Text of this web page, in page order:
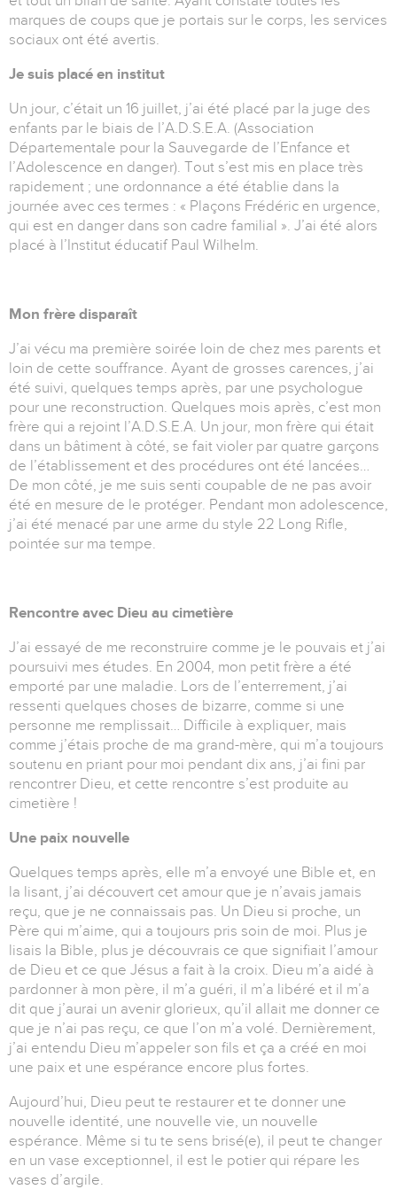
marques de coups que je portais sur le corps, les services
sociaux ont été avertis.
Je suis placé en institut
Un jour, c’était un 16 juillet, j’ai été placé par la juge des
enfants par le biais de l’A.D.S.E.A. (Association
Départementale pour la Sauvegarde de l’Enfance et
l’Adolescence en danger). Tout s’est mis en place très
rapidement ; une ordonnance a été établie dans la
journée avec ces termes : « Plaçons Frédéric en urgence,
qui est en danger dans son cadre familial ». J’ai été alors
placé à l’Institut éducatif Paul Wilhelm.
Mon frère disparaît
J’ai vécu ma première soirée loin de chez mes parents et
loin de cette souffrance. Ayant de grosses carences, j’ai
été suivi, quelques temps après, par une psychologue
pour une reconstruction. Quelques mois après, c’est mon
frère qui a rejoint l’A.D.S.E.A. Un jour, mon frère qui était
dans un bâtiment à côté, se fait violer par quatre garçons
de l’établissement et des procédures ont été lancées…
De mon côté, je me suis senti coupable de ne pas avoir
été en mesure de le protéger. Pendant mon adolescence,
j’ai été menacé par une arme du style 22 Long Rifle,
pointée sur ma tempe.
Rencontre avec Dieu au cimetière
J’ai essayé de me reconstruire comme je le pouvais et j’ai
poursuivi mes études. En 2004, mon petit frère a été
emporté par une maladie. Lors de l’enterrement, j’ai
ressenti quelques choses de bizarre, comme si une
personne me remplissait… Difficile à expliquer, mais
comme j’étais proche de ma grand-mère, qui m’a toujours
soutenu en priant pour moi pendant dix ans, j’ai fini par
rencontrer Dieu, et cette rencontre s’est produite au
cimetière !
Une paix nouvelle
Quelques temps après, elle m’a envoyé une Bible et, en
la lisant, j’ai découvert cet amour que je n’avais jamais
reçu, que je ne connaissais pas. Un Dieu si proche, un
Père qui m’aime, qui a toujours pris soin de moi. Plus je
lisais la Bible, plus je découvrais ce que signifiait l’amour
de Dieu et ce que Jésus a fait à la croix. Dieu m’a aidé à
pardonner à mon père, il m’a guéri, il m’a libéré et il m’a
dit que j’aurai un avenir glorieux, qu’il allait me donner ce
que je n’ai pas reçu, ce que l’on m’a volé. Dernièrement,
j’ai entendu Dieu m’appeler son fils et ça a créé en moi
une paix et une espérance encore plus fortes.
Aujourd’hui, Dieu peut te restaurer et te donner une
nouvelle identité, une nouvelle vie, un nouvelle
espérance. Même si tu te sens brisé(e), il peut te changer
en un vase exceptionnel, il est le potier qui répare les
vases d’argile.